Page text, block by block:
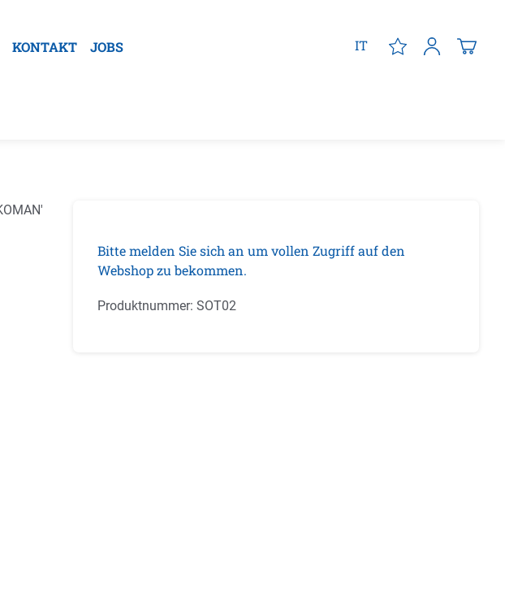
KONTAKT JOBS IT
Bitte melden Sie sich an um vollen Zugriff auf den
Webshop zu bekommen.
Produktnummer: SOT02